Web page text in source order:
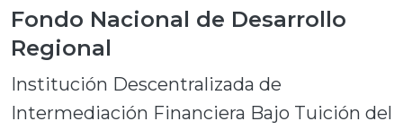
Fondo Nacional de Desarrollo
Regional
Institución Descentralizada de
Intermediación Financiera Bajo Tuición del